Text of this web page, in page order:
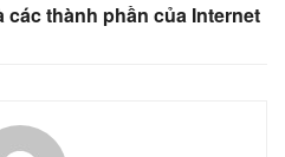
các thành phần của Internet